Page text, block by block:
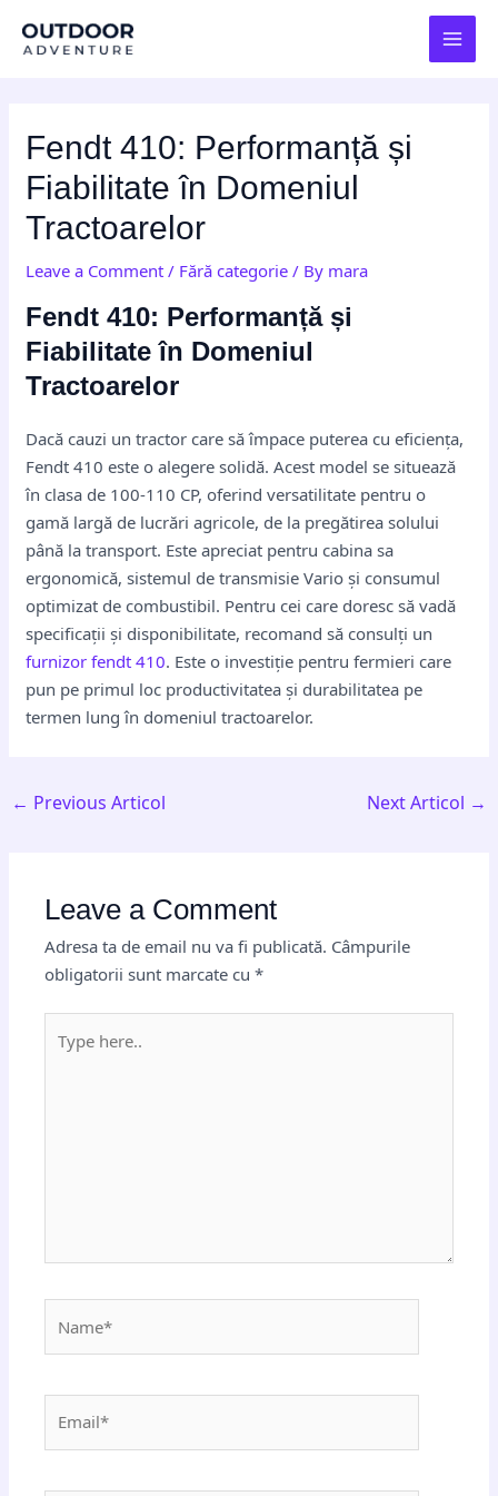
Fendt 410: Performanță și
Fiabilitate în Domeniul
Tractoarelor
Leave a Comment / Fără categorie / By mara
Fendt 410: Performanță și
Fiabilitate în Domeniul
Tractoarelor
Dacă cauzi un tractor care să împace puterea cu eficiența,
Fendt 410 este o alegere solidă. Acest model se situează
în clasa de 100-110 CP, oferind versatilitate pentru o
gamă largă de lucrări agricole, de la pregătirea solului
până la transport. Este apreciat pentru cabina sa
ergonomică, sistemul de transmisie Vario și consumul
optimizat de combustibil. Pentru cei care doresc să vadă
specificații și disponibilitate, recomand să consulți un
furnizor fendt 410. Este o investiție pentru fermieri care
pun pe primul loc productivitatea și durabilitatea pe
termen lung în domeniul tractoarelor.
navigation
← Previous Articol Next Articol →
Leave a Comment
Adresa ta de email nu va fi publicată. Câmpurile
obligatorii sunt marcate cu*
here..